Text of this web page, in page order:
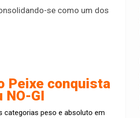
se como um dos
Peixe conquista
GI
categorias peso e absoluto em